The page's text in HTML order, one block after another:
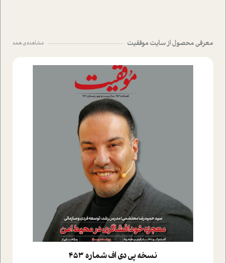
معرفی محصول از سایت موفقیت مشاهده ی همه
نسخه پي دي اف شماره 453